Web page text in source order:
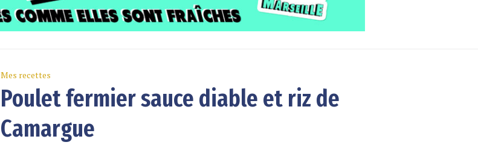
Mes recettes
Poulet fermier sauce diable et riz de
Camargue